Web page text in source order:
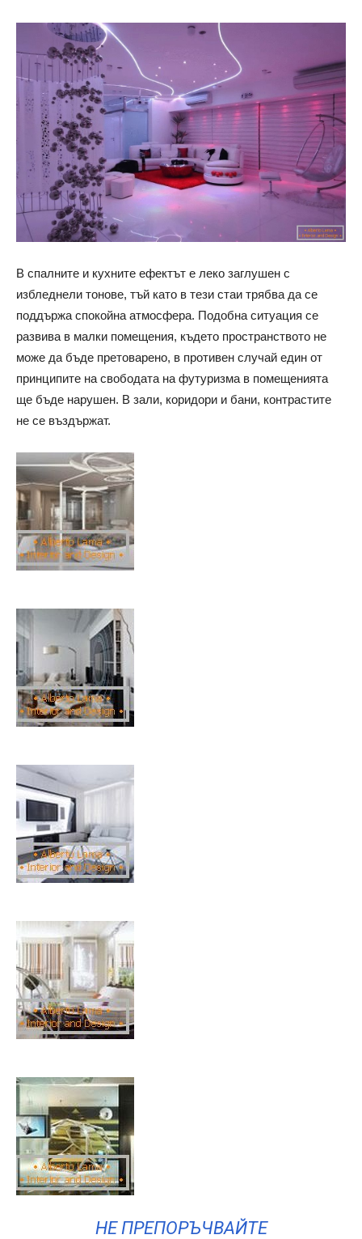
В спалните и кухните ефектът е леко заглушен с
избледнели тонове, тъй като в тези стаи трябва да се
поддържа спокойна атмосфера. Подобна ситуация се
развива в малки помещения, където пространството не
може да бъде претоварено, в противен случай един от
принципите на свободата на футуризма в помещенията
ще бъде нарушен. В зали, коридори и бани, контрастите
не се въздържат.
НЕ ПРЕПОРЪЧВАЙТЕ